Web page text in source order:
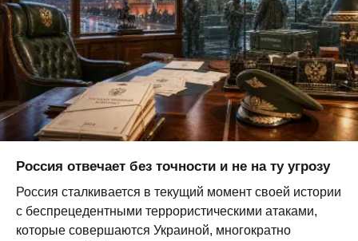
Россия отвечает без точности и не на ту угрозу
Россия сталкивается в текущий момент своей истории
с беспрецедентными террористическими атаками,
которые совершаются Украиной, многократно